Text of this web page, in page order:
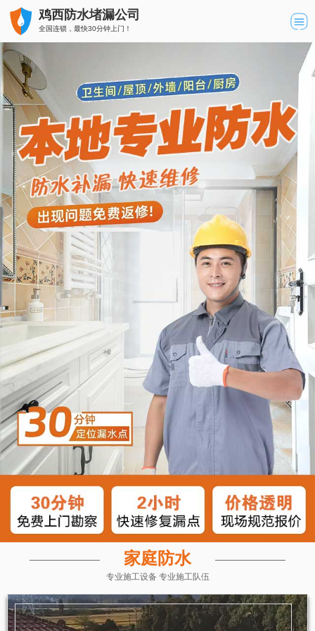
鸡西防水堵漏公司
全国连锁，最快30分钟上门！
家庭防水
专业施工设备 专业施工队伍